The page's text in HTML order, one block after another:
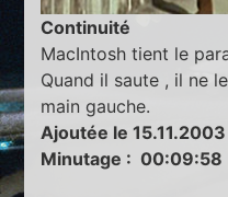
Continuité
MacIntosh tient le
Quand il saute , il ne
main gauche.
Ajoutée le 15.11.2003
Minutage : 00:09:58